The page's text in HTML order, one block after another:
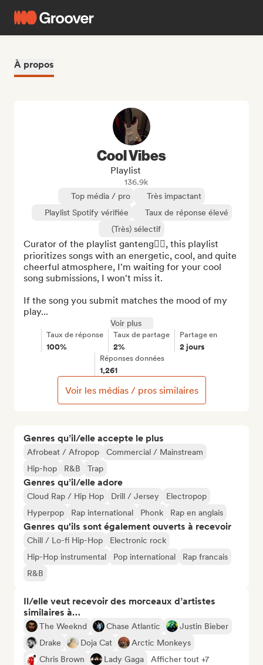
À propos
Genres qu’il/elle accepte le plus
Afrobeat / Afropop
Commercial / Mainstream
Hip-hop
R&B Trap
Genres qu’il/elle adore
Cloud Rap / Hip Hop Drill / Jersey
Electropop
Hyperpop
Rap international Phonk Rap en anglais
Genres qu'ils sont également ouverts à recevoir
Chill / Lo-fi Hip-Hop
Electronic rock
Hip-Hop instrumental
Pop international
Rap francais
R&B
Il/elle veut recevoir des morceaux d’artistes
similaires à…
The Weeknd Chase Atlantic
Justin Bieber
Drake
Doja Cat
Arctic Monkeys
Chris Brown
Lady Gaga Afficher tout +7
Cool Vibes
Playlist
136.9k
Top média / pro
Très impactant
Playlist Spotify vérifiée
Taux de réponse élevé
(Très) sélectif
Curator of the playlist ganteng❤️‍🔥, this playlist
prioritizes songs with an energetic, cool, and quite
cheerful atmosphere, I'm waiting for your cool
song submissions, I won't miss it.
If the song you submit matches the mood of my
play...
Voir plus
Taux de réponse
100%
Taux de partage
2%
Partage en
2 jours
Réponses données
1,261
Voir les médias / pros similaires